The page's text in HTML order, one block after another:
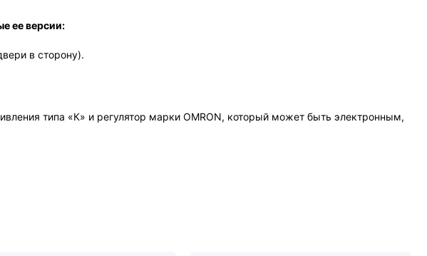
ее версии:
в сторону).
типа «К» и регулятор марки OMRON, который может быть электронным,